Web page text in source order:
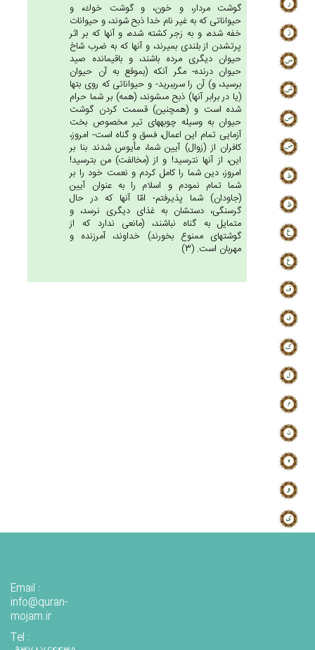
گوشت مردار، و خون، و گوشت خوك، و
حيواناتى كه به غير نام خدا ذبح شوند، و حيوانات
خفه شده، و به زجر كشته شده، و آنها كه بر اثر
پرت‏شدن از بلندى بميرند، و آنها كه به ضرب شاخ
حيوان ديگرى مرده باشند، و باقيمانده صيد
حيوان درنده- مگر آنكه (بموقع به آن حيوان
برسيد، و) آن را سرببريد- و حيواناتى كه روى بتها
(يا در برابر آنها) ذبح مى‏شوند، (همه) بر شما حرام
شده است و (همچنين) قسمت كردن گوشت
حيوان به وسيله چوبه‏هاى تير مخصوص بخت
آزمايى تمام اين اعمال، فسق و گناه است- امروز،
كافران از (زوال) آيين شما، مأيوس شدند بنا بر
اين، از آنها نترسيد! و از (مخالفت) من بترسيد!
امروز، دين شما را كامل كردم و نعمت خود را بر
شما تمام نمودم و اسلام را به عنوان آيين
(جاودان) شما پذيرفتم- امّا آنها كه در حال
گرسنگى، دستشان به غذاى ديگرى نرسد، و
متمايل به گناه نباشند، (مانعى ندارد كه از
گوشتهاى ممنوع بخورند) خداوند، آمرزنده و
مهربان است. (3)
Email :
info@quran-
mojam.ir
Tel :